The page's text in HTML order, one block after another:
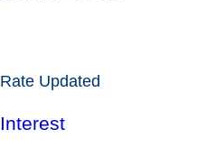
Updated